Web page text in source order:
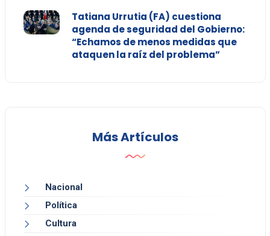
Tatiana Urrutia (FA) cuestiona
agenda de seguridad del Gobierno:
“Echamos de menos medidas que
ataquen la raíz del problema”
Más Artículos
Nacional
Política
Cultura